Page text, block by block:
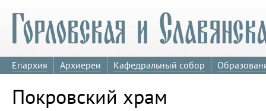
Епархия Архиереи Кафедральный собор
Покровский храм